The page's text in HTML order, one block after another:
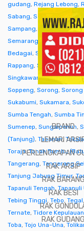
gudang, Rejang Lebong,
Sabang, Sabu Raijua ,
Sampang, Sanggau,
Semarang
Seram Bagian
Bedagai, Seruyan (Kuala
Rappang, Sidoarjo,Sigi,
Singkawang,Sinjai,
Soppeng, Sorong, Sorong
Sukabumi, Sukamara,
Sumba Tengah, Sumba
Sumenep, Sungaipenuh,
(Tanjung), Tabanan,
Toraja,Tanah Bumbu
Tangerang, Tangerang
Tanjung Jabung Timur,
Tapanuli Tengah, Tapanuli
Tebing Tinggi, Tebo, Tegal,
Ternate, Tidore Kepulauan
Toba, Tojo Una-Una,
BRAND
LEMARI
PERLENGKAPAN
RAK ARSIP
RAK
RAK BESI
RAK
RAK GUDANG